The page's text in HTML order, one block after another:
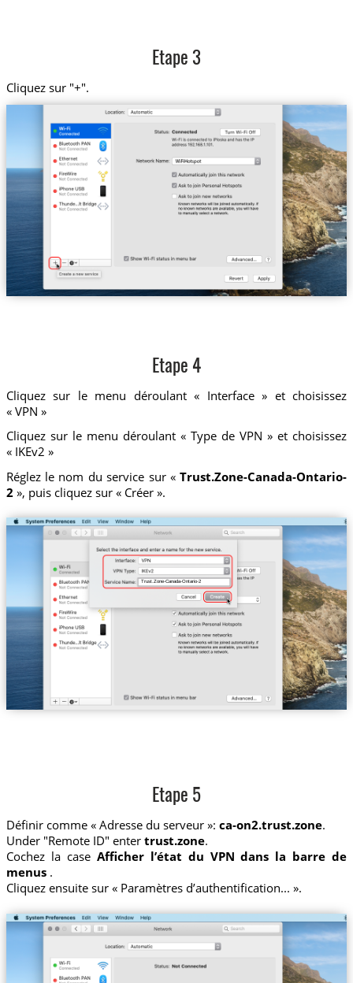
Etape 3
Cliquez sur "+".
Etape 4
Cliquez sur le menu déroulant « Interface » et choisissez
« VPN »
Cliquez sur le menu déroulant « Type de VPN » et choisissez
« IKEv2 »
Réglez le nom du service sur «Trust.Zone-Canada-Ontario-
2 », puis cliquez sur « Créer ».
Trust.Zone-Canada-Ontario-2
Etape 5
Définir comme « Adresse du serveur »: ca-on2.trust.zone.
Under "Remote ID" enter trust.zone.
Cochez la case Afficher l’état du VPN dans la barre de
menus.
Cliquez ensuite sur « Paramètres d’authentification... ».